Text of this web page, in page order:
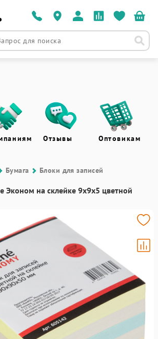
Отзывы Оптовикам
Бумага Блоки для записей
Эконом на склейке 9х9х5 цветной